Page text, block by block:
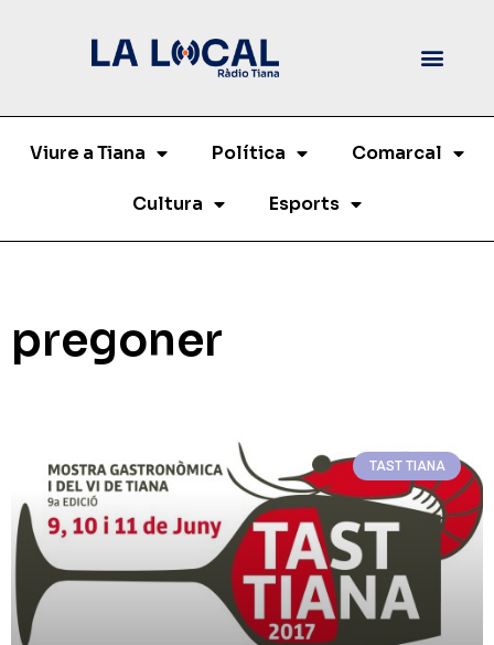
Viure a Tiana Política Comarcal
Cultura Esports
pregoner
TAST TIANA